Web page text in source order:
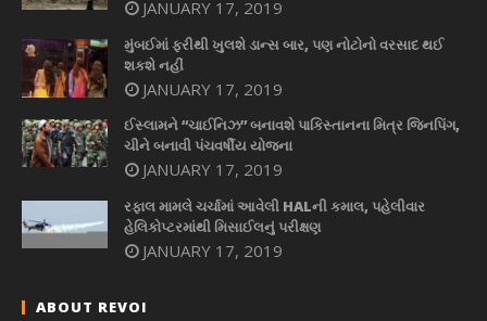
JANUARY 17, 2019
મુંબઈમાં ફરીથી ખુલશે ડાન્સ બાર, પણ નોટોનો વરસાદ થઈ
શકશે નહીં
JANUARY 17, 2019
ઈસ્લામને “ચાઈનિઝ” બનાવશે પાકિસ્તાનના મિત્ર જિનપિંગ,
ચીને બનાવી પંચવર્ષીય યોજના
JANUARY 17, 2019
રફાલ મામલે ચર્ચામાં આવેલી HALની કમાલ, પહેલીવાર
હેલિકોપ્ટરમાંથી મિસાઈલનું પરીક્ષણ
JANUARY 17, 2019
ABOUT REVOI